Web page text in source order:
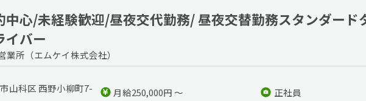
中心/未経験歓迎/昼夜交代勤務/ 昼夜交替勤務スタンダード
イバー
業所（エムケイ株式会社）
山科区 西野小柳町7- 月給250,000円 ～ 正社員